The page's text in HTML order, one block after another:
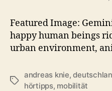
Featured Image:
happy human beings
urban environment,
Schlagwörter
andreas knie,
hörtipps, mobilität